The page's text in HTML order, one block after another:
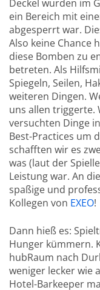
Deckel wurden im
ein Bereich mit
abgesperrt war.
Also keine Chance
diese Bomben zu
betreten. Als
Spiegeln, Seilen,
weiteren Dingen.
uns allen triggerte.
versuchten Dinge
Best-Practices um
schafften wir es
was (laut der
Leistung war. An
spaßige und
Kollegen von EXEO!
Dann hieß es:
Hunger kümmern.
hubRaum nach
weniger lecker wie
Hotel-Barkeeper